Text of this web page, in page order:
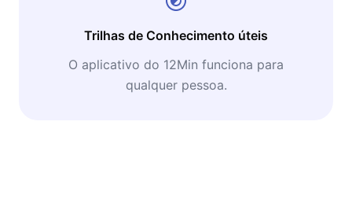
Trilhas de Conhecimento úteis
O aplicativo do 12Min funciona para
qualquer pessoa.